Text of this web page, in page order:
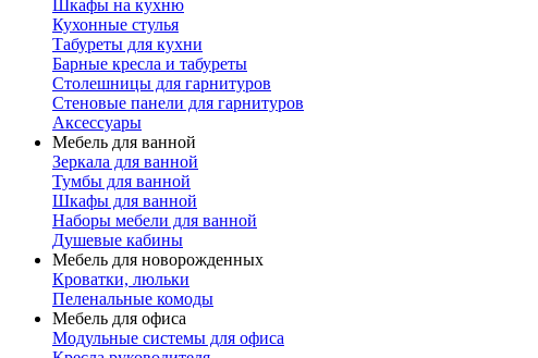
Шкафы на кухню
Кухонные стулья
Табуреты для кухни
Барные кресла и табуреты
Столешницы для гарнитуров
Стеновые панели для гарнитуров
Аксессуары
Мебель для ванной
Зеркала для ванной
Тумбы для ванной
Шкафы для ванной
Наборы мебели для ванной
Душевые кабины
Мебель для новорожденных
Кроватки, люльки
Пеленальные комоды
Мебель для офиса
Модульные системы для офиса